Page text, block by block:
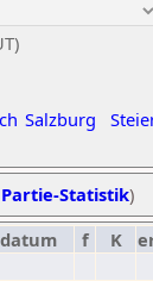
Salzburg
Statistik)
datum f K